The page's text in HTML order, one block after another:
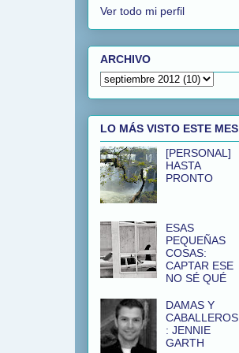
Ver todo mi perfil
ARCHIVO
LO MÁS VISTO ESTE MES
[PERSONAL]
HASTA
PRONTO
ESAS
PEQUEÑAS
COSAS:
CAPTAR ESE
NO SÉ QUÉ
DAMAS Y
CABALLEROS
: JENNIE
GARTH